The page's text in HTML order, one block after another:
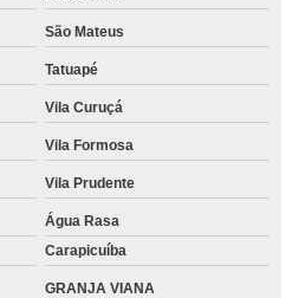
São Mateus
Tatuapé
Vila Curuçá
Vila Formosa
Vila Prudente
Água Rasa
Carapicuíba
GRANJA VIANA